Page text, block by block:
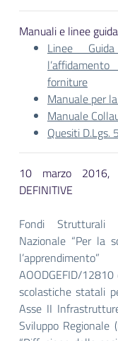
Manuali e linee guida
Linee
forniture
Manuale per
Manuale
Quesiti D.Lgs.
10 marzo 2016,
DEFINITIVE
Fondi Strutturali
Nazionale “Per la
AOODGEFID/
scolastiche statali
Asse II
Sviluppo